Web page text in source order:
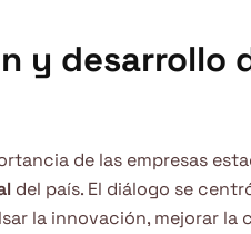
y desarrollo
de las empresas
del país. El diálogo se
la innovación, mejorar la